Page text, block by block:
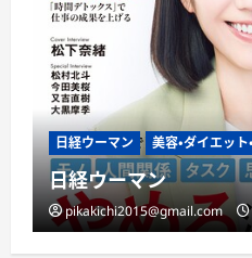
日経ウーマン 美容・ダイエット
日経ウーマン
pikakichi2015@gmail.com